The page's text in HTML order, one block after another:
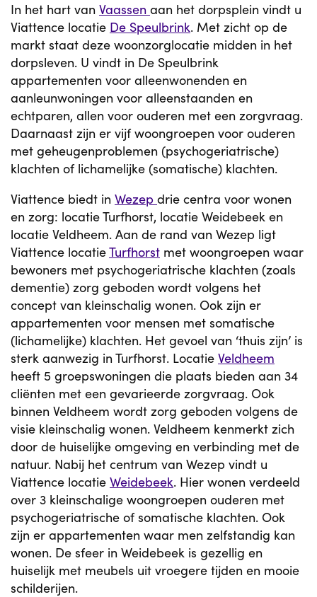
In het hart van Vaassen aan het dorpsplein vindt u
Viattence locatie De Speulbrink. Met zicht op de
markt staat deze woonzorglocatie midden in het
dorpsleven. U vindt in De Speulbrink
appartementen voor alleenwonenden en
aanleunwoningen voor alleenstaanden en
echtparen, allen voor ouderen met een zorgvraag.
Daarnaast zijn er vijf woongroepen voor ouderen
met geheugenproblemen (psychogeriatrische)
klachten of lichamelijke (somatische) klachten.
Viattence biedt in Wezep drie centra voor wonen
en zorg: locatie Turfhorst, locatie Weidebeek en
locatie Veldheem. Aan de rand van Wezep ligt
Viattence locatieTurfhorst met woongroepen waar
bewoners met psychogeriatrische klachten (zoals
dementie) zorg geboden wordt volgens het
concept van kleinschalig wonen. Ook zijn er
appartementen voor mensen met somatische
(lichamelijke) klachten. Het gevoel van ‘thuis zijn’ is
sterk aanwezig in Turfhorst. Locatie Veldheem
heeft 5 groepswoningen die plaats bieden aan 34
cliënten met een gevarieerde zorgvraag. Ook
binnen Veldheem wordt zorg geboden volgens de
visie kleinschalig wonen. Veldheem kenmerkt zich
door de huiselijke omgeving en verbinding met de
natuur. Nabij het centrum van Wezep vindt u
Viattence locatie Weidebeek. Hier wonen verdeeld
over 3 kleinschalige woongroepen ouderen met
psychogeriatrische of somatische klachten. Ook
zijn er appartementen waar men zelfstandig kan
wonen. De sfeer in Weidebeek is gezellig en
huiselijk met meubels uit vroegere tijden en mooie
schilderijen.